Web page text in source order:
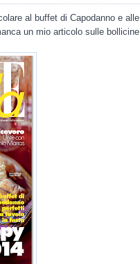
al buffet di Capodanno e alle
un mio articolo sulle bollicine